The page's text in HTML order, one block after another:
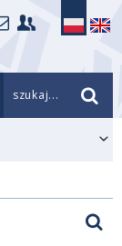
szukaj...